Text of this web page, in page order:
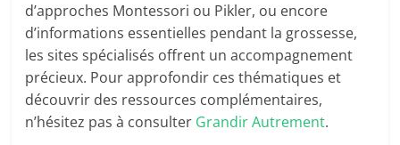
d’approches Montessori ou Pikler, ou encore
d’informations essentielles pendant la grossesse,
les sites spécialisés offrent un accompagnement
précieux. Pour approfondir ces thématiques et
découvrir des ressources complémentaires,
n’hésitez pas à consulter Grandir Autrement.